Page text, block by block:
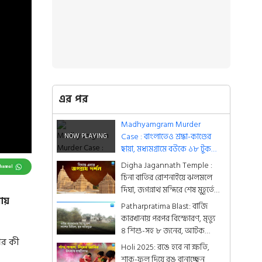
কী
এর পর
Madhyamgram Murder
Case : বাংলাতেও শ্রদ্ধা-কাণ্ডের
ছায়া, মধ্যমগ্রামে বউকে ১৮ টুকরো
করে খালে ভাসাল স্বামী
Digha Jagannath Temple :
চিনা বাতির রোশনাইয়ে ঝলমলে
দিঘা, জগন্নাথ মন্দিরে শেষ মুহূর্তের
সাজসজ্জা তুঙ্গে
Patharpratima Blast: বাজি
কারখানায় পরপর বিস্ফোরণ, মৃত্যু
৪ শিশু-সহ ৮ জনের, আটক
অভিযুক্ত
Holi 2025: রঙে হবে না ক্ষতি,
শাক-ফুল দিয়ে রঙ বানাচ্ছেন